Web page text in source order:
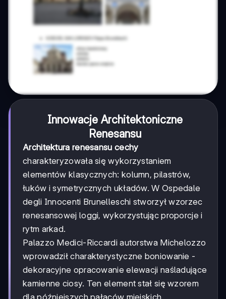
Innowacje Architektoniczne
Renesansu
Architektura renesansu cechy
charakteryzowała się wykorzystaniem
elementów klasycznych: kolumn, pilastrów,
łuków i symetrycznych układów. W Ospedale
degli Innocenti Brunelleschi stworzył wzorzec
renesansowej loggi, wykorzystując proporcje i
rytm arkad.
Palazzo Medici-Riccardi autorstwa Michelozzo
wprowadził charakterystyczne boniowanie -
dekoracyjne opracowanie elewacji naśladujące
kamienne ciosy. Ten element stał się wzorem
dla późniejszych pałaców miejskich.